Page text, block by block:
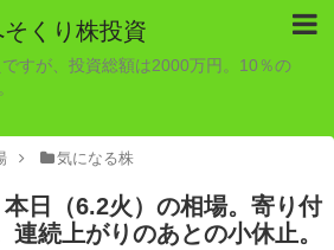
くり株投資
すが、投資総額は2000万円。10％の
気になる株
日（6.2火）の相場。寄り付
連続上がりのあとの小休止。